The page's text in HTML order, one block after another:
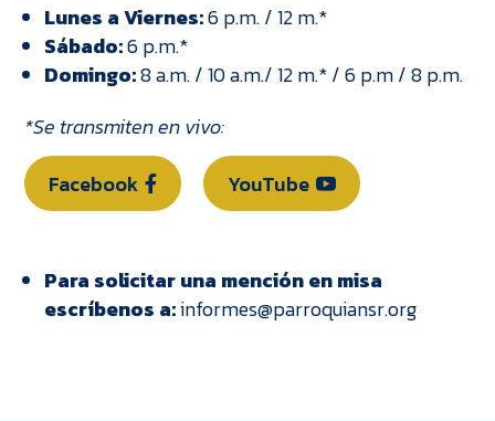
Lunes a Viernes:6 p.m. / 12 m.*
Sábado:6 p.m.*
Domingo:8 a.m. / 10 a.m./ 12 m.* / 6 p.m / 8 p.m.
*Se transmiten en vivo:
Facebook
YouTube
Para solicitar una mención en misa
escríbenos a:informes@parroquiansr.org